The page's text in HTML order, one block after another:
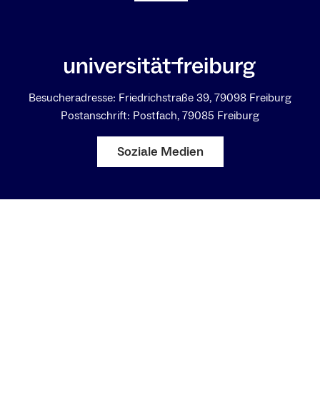
Besucheradresse: Friedrichstraße 39, 79098 Freiburg
Postanschrift: Postfach, 79085 Freiburg
Soziale Medien